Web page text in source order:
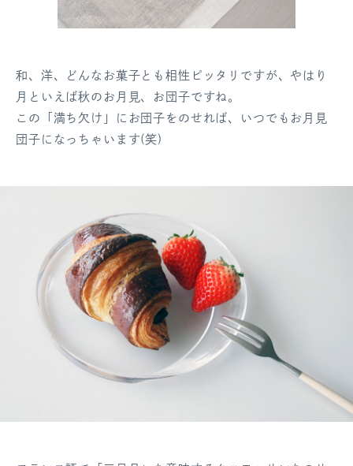
和、洋、どんなお菓子とも相性ピッタリですが、やはり
月といえば秋のお月見、お団子ですね。
この「満ち欠け」にお団子をのせれば、いつでもお月見
団子になっちゃいます(笑)